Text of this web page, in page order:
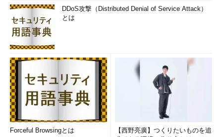
DDoS攻撃（Distributed Denial of Service Attack）
とは
Forceful Browsingとは
【西野亮廣】つくりたいものを追